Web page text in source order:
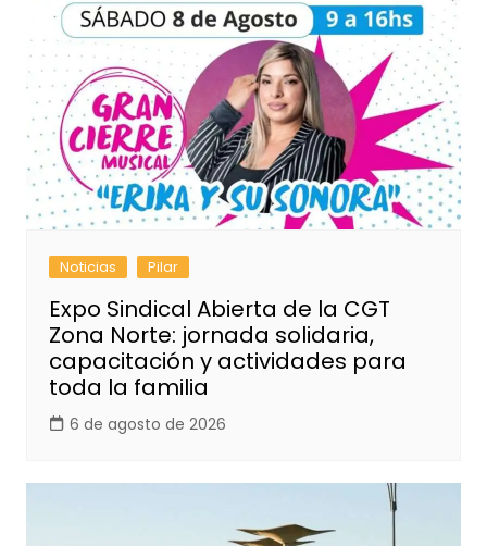
Noticias Pilar
Expo Sindical Abierta de la CGT
Zona Norte: jornada solidaria,
capacitación y actividades para
toda la familia
6 de agosto de 2026